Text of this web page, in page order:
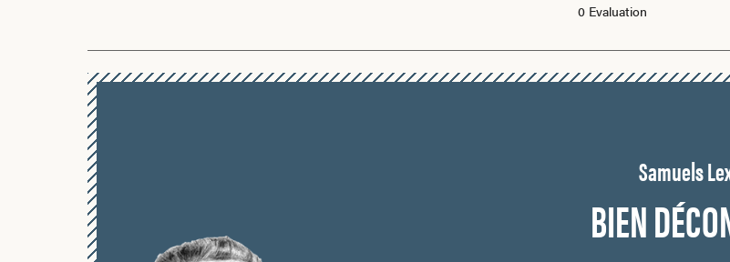
0 Evaluation
Samuels
BIEN